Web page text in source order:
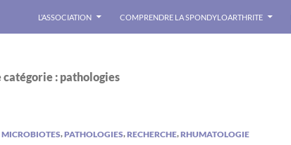
L’ASSOCIATION COMPRENDRE LA SPONDYLOARTHRITE
catégorie : pathologies
MICROBIOTES,PATHOLOGIES,RECHERCHE,RHUMATOLOGIE